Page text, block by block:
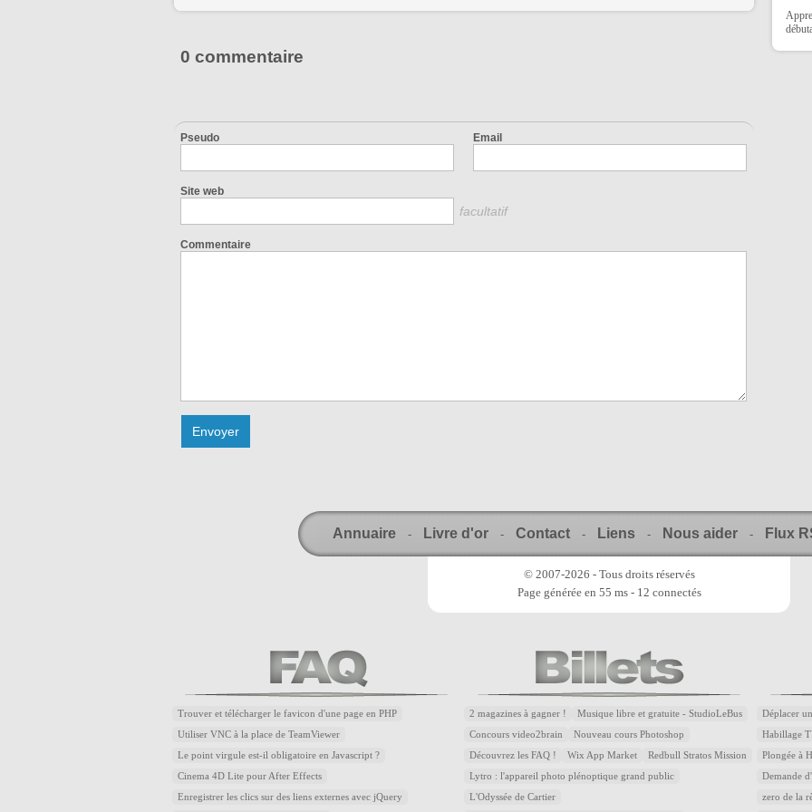
0 commentaire
Pseudo Email
Site web
facultatif
Commentaire
Annuaire - Livre d'or - Contact - Liens - Nous aider - Flux
© 2007-2026 - Tous droits réservés
Page générée en 55 ms - 12 connectés
Trouver et télécharger le favicon d'une page en PHP
Utiliser VNC à la place de TeamViewer
Le point virgule est-il obligatoire en Javascript ?
Cinema 4D Lite pour After Effects
Enregistrer les clics sur des liens externes avec jQuery
2 magazines à gagner ! Musique libre et gratuite - StudioLeBus
Concours video2brain Nouveau cours Photoshop
Découvrez les FAQ ! Wix App Market Redbull Stratos Mission
Lytro : l'appareil photo plénoptique grand public
L'Odyssée de Cartier
Déplacer
Habillage
Plongée à
Demande
zero de la